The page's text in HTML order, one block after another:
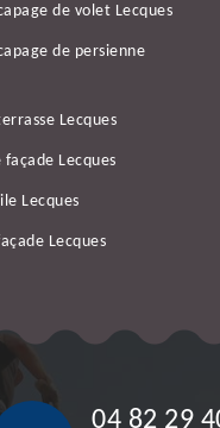
de volet Lecques
de persienne
Lecques
Lecques
Lecques
Lecques
04 82 29